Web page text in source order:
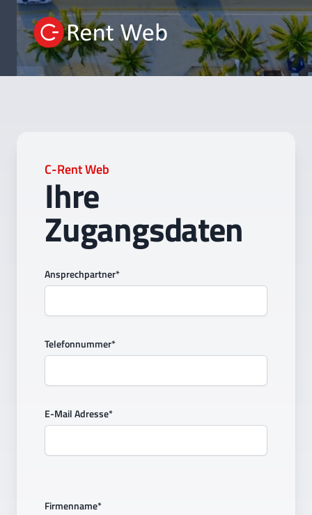
C-Rent Web
Ihre
Zugangsdaten
Ansprechpartner*
Telefonnummer*
E-Mail Adresse*
Firmenname*